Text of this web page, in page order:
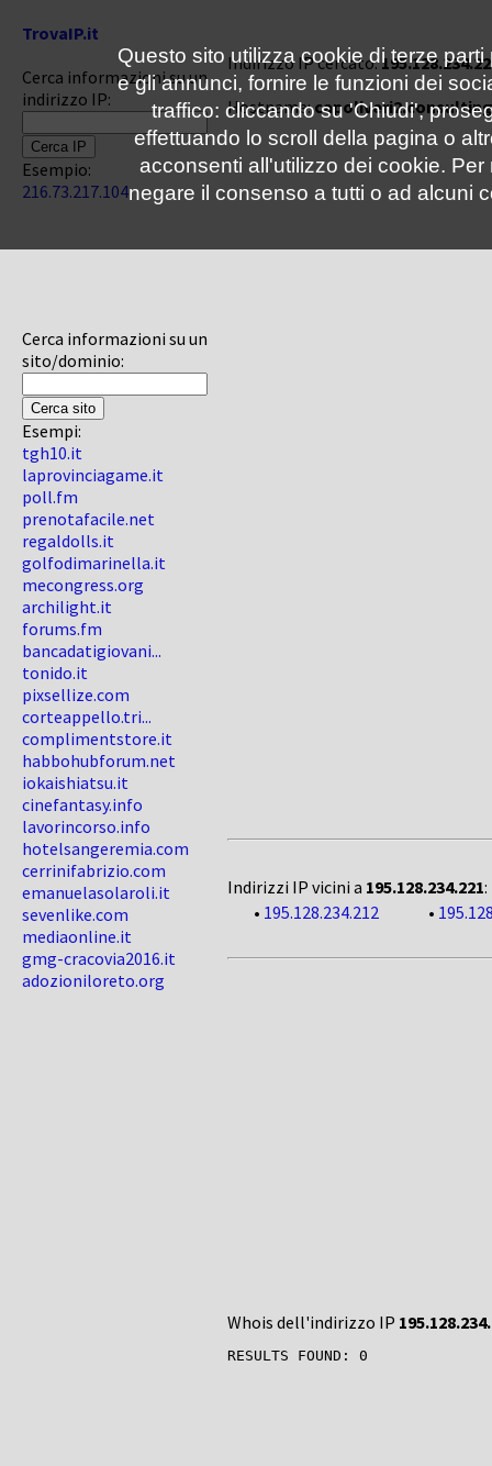
TrovaIP.it
Cerca informazioni su un
indirizzo IP:
Esempio:
216.73.217.104
Cerca informazioni su un
sito/dominio:
Esempi:
tgh10.it
laprovinciagame.it
poll.fm
prenotafacile.net
regaldolls.it
golfodimarinella.it
mecongress.org
archilight.it
forums.fm
bancadatigiovani...
tonido.it
pixsellize.com
corteappello.tri...
complimentstore.it
habbohubforum.net
iokaishiatsu.it
cinefantasy.info
lavorincorso.info
hotelsangeremia.com
cerrinifabrizio.com
emanuelasolaroli.it
sevenlike.com
mediaonline.it
gmg-cracovia2016.it
adozioniloreto.org
Indirizzo IP cercato:
Hostname:
Indirizzi IP vicini a 195.128.234.221:
• 195.128.234.212 •
Whois dell'indirizzo IP
Questo sito utilizza cookie di terze
e gli annunci, fornire le funzioni dei
traffico: cliccando su 'Chiudi',
effettuando lo scroll della pagina o
acconsenti all'utilizzo dei cookie.
negare il consenso a tutti o ad alcuni